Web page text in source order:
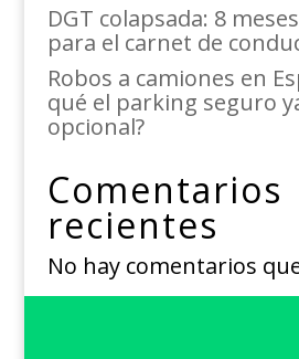
DGT colapsada: 8
para el carnet de
Robos a camiones en
qué el parking seguro
opcional?
Comentarios
recientes
No hay comentarios